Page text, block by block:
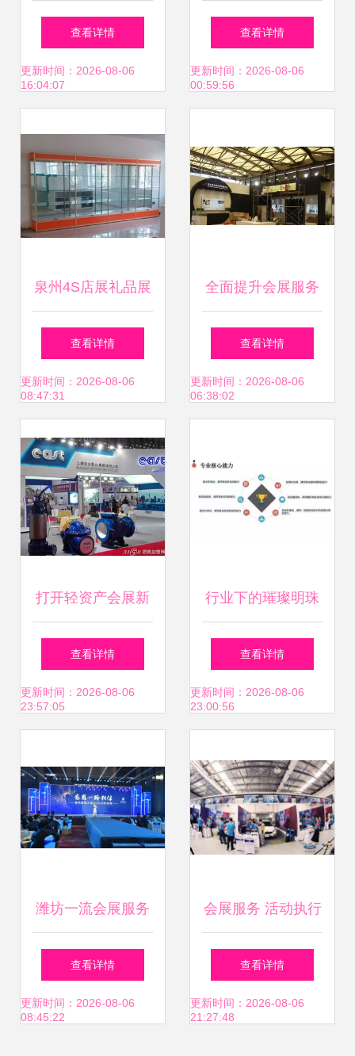
搭建 深圳市祺格展
览服务打造会展视
查看详情
更新时间：2026-08-06
16:04:07
地毯保养的七大实
用技巧与会展服务
查看详情
更新时间：2026-08-06
00:59:56
泉州4S店展礼品展
柜与厦门展会高柜
柜台 选择精品货架
查看详情
更新时间：2026-08-06
08:47:31
全面提升会展服务
品质 从展台设计到
活动策划的专业实
查看详情
更新时间：2026-08-06
06:38:02
打开轻资产会展新
蓝海，别再死扛
了！
查看详情
更新时间：2026-08-06
23:57:05
行业下的璀璨明珠
会展策划与管理专
业的服务价值解读
查看详情
更新时间：2026-08-06
23:00:56
潍坊一流会展服务
蓝海战略下的新标
杆与未来启示
查看详情
更新时间：2026-08-06
08:45:22
会展服务 活动执行
的精密艺术与一站
式解决方案
查看详情
更新时间：2026-08-06
21:27:48